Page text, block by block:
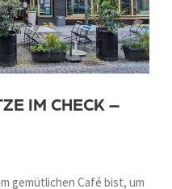
IM CHECK –
gemütlichen Café bist, um